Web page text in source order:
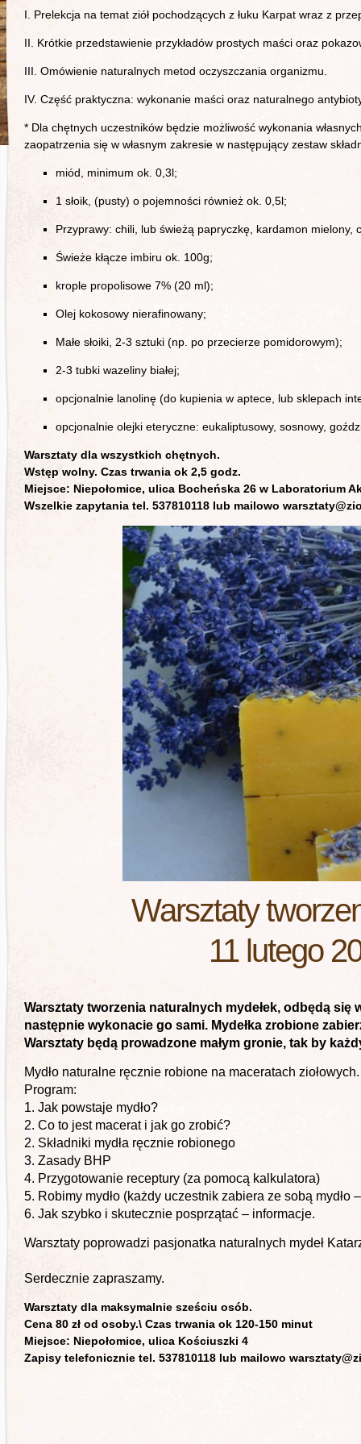
I. Prelekcja na temat ziół pochodzących z łuku Karpat wraz z
II. Krótkie przedstawienie przykładów prostych maści oraz
III. Omówienie naturalnych metod oczyszczania organizmu.
IV. Część praktyczna: wykonanie maści oraz naturalnego
* Dla chętnych uczestników będzie możliwość wykonania
zaopatrzenia się w własnym zakresie w następujący zestaw
miód, minimum ok. 0,3l;
1 słoik, (pusty) o pojemności również ok. 0,5l;
Przyprawy: chili, lub świeżą papryczkę, kardamon
Świeże kłącze imbiru ok. 100g;
krople propolisowe 7% (20 ml);
Olej kokosowy nierafinowany;
Małe słoiki, 2-3 sztuki (np. po przecierze pomidorowym);
2-3 tubki wazeliny białej;
opcjonalnie lanolinę (do kupienia w aptece, lub sklepach
opcjonalnie olejki eteryczne: eukaliptusowy, sosnowy,
Warsztaty dla wszystkich chętnych.
Wstęp wolny. Czas trwania ok 2,5 godz.
Miejsce: Niepołomice, ulica Bocheńska 26 w Laboratorium
Wszelkie zapytania tel. 537810118 lub mailowo
Warsztaty
11 lutego
Warsztaty tworzenia naturalnych mydełek, odbędą się
następnie wykonacie go sami. Mydełka zrobione
Warsztaty będą prowadzone małym gronie, tak by
Mydło naturalne ręcznie robione na maceratach ziołowych.
Program:
1. Jak powstaje mydło?
2. Co to jest macerat i jak go zrobić?
2. Składniki mydła ręcznie robionego
3. Zasady BHP
4. Przygotowanie receptury (za pomocą kalkulatora)
5. Robimy mydło (każdy uczestnik zabiera ze sobą mydło
6. Jak szybko i skutecznie posprzątać – informacje.
Warsztaty poprowadzi pasjonatka naturalnych mydeł
Serdecznie zapraszamy.
Warsztaty dla maksymalnie sześciu osób.
Cena 80 zł od osoby.\ Czas trwania ok 120-150 minut
Miejsce: Niepołomice, ulica Kościuszki 4
Zapisy telefonicznie tel. 537810118 lub mailowo